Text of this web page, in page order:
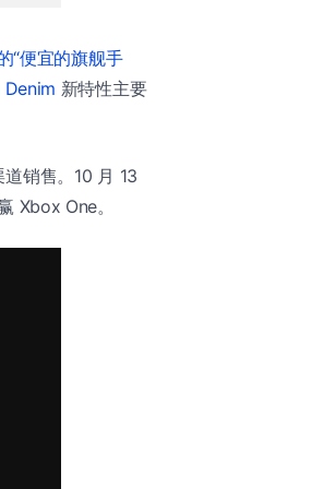
“便宜的旗舰手
Denim 新特性主要
销售。10 月 13
Xbox One。